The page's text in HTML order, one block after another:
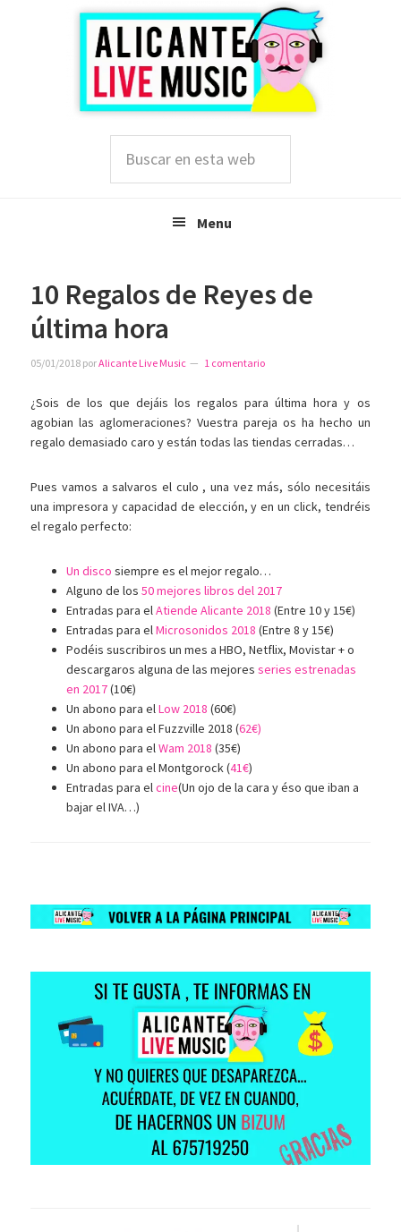
esta
Menu
10 Regalos de Reyes de
última hora
05/01/2018 porAlicante Live Music 1 comentario
¿Sois de los que dejáis los regalos para última hora y os
agobian las aglomeraciones? Vuestra pareja os ha hecho un
regalo demasiado caro y están todas las tiendas cerradas…
Pues vamos a salvaros el culo , una vez más, sólo necesitáis
una impresora y capacidad de elección, y en un click, tendréis
el regalo perfecto:
Un disco siempre es el mejor regalo…
Alguno de los50 mejores libros del 2017
Entradas para elAtiende Alicante 2018 (Entre 10 y 15€)
Entradas para elMicrosonidos 2018 (Entre 8 y 15€)
Podéis suscribiros un mes a HBO, Netflix, Movistar + o
descargaros alguna de las mejoresseries estrenadas
en 2017(10€)
Un abono para elLow 2018 (60€)
Un abono para el Fuzzville 2018 (62€)
Un abono para elWam 2018 (35€)
Un abono para el Montgorock (41€)
Entradas para elcine(Un ojo de la cara y éso que iban a
bajar el IVA…)